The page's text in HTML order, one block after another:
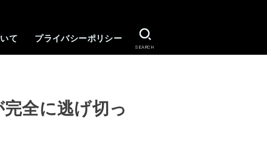
て プライバシーポリシー
SEARCH
全に逃げ切っ